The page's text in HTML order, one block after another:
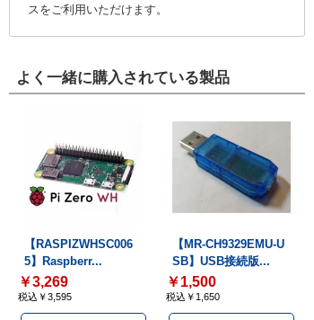
スをご利用いただけます。
よく一緒に購入されている製品
【RASPIZWHSC006
5】Raspberr...
￥3,269
税込￥3,595
【MR-CH9329EMU-U
SB】USB接続版...
￥1,500
税込￥1,650